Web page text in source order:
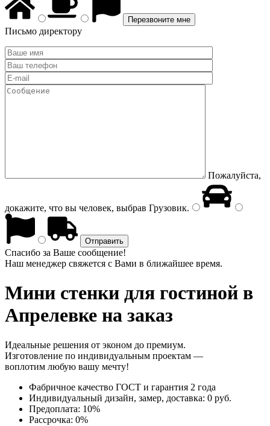
Письмо директору
Пожалуйста,
докажите, что вы человек, выбрав Грузовик.
Спасибо за Ваше сообщение!
Наш менеджер свяжется с Вами в ближайшее время.
Мини стенки для гостиной в
Апрелевке на заказ
Идеальные решения от эконом до премиум.
Изготовление по индивидуальным проектам —
воплотим любую вашу мечту!
Фабричное качество ГОСТ и гарантия 2 года
Индивидуальный дизайн, замер, доставка: 0 руб.
Предоплата: 10%
Рассрочка: 0%